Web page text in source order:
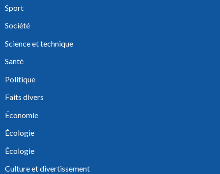
Sport
Société
Science et technique
Santé
Politique
Faits divers
Économie
Écologie
Écologie
Culture et divertissement